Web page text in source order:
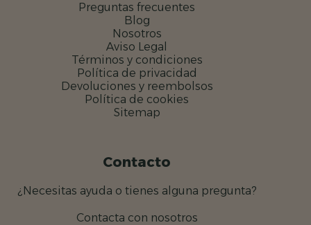
Preguntas frecuentes
Blog
Nosotros
Aviso Legal
Términos y condiciones
Política de privacidad
Devoluciones y reembolsos
Política de cookies
Sitemap
Contacto
¿Necesitas ayuda o tienes alguna pregunta?
Contacta con nosotros